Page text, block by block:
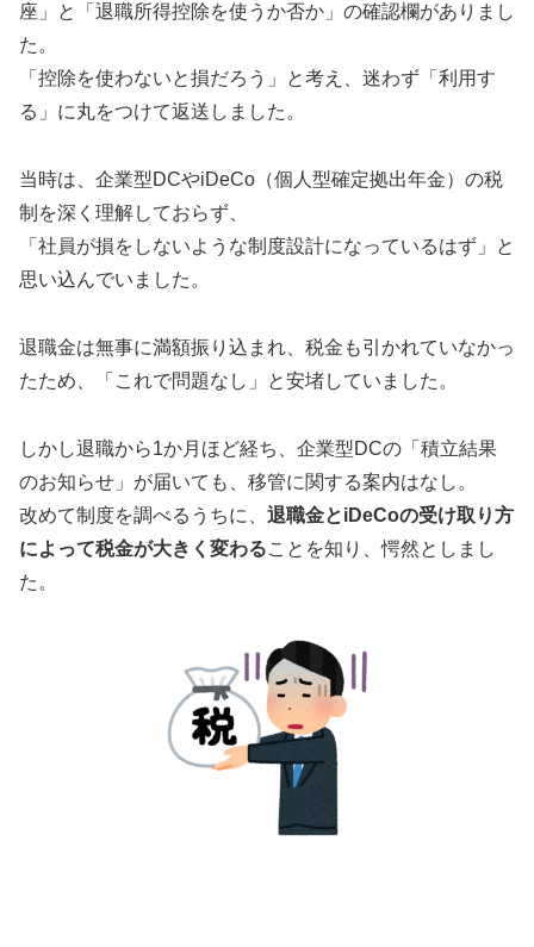
座」と「退職所得控除を使うか否か」の確認欄がありまし
た。
「控除を使わないと損だろう」と考え、迷わず「利用す
る」に丸をつけて返送しました。
当時は、企業型DCやiDeCo（個人型確定拠出年金）の税
制を深く理解しておらず、
「社員が損をしないような制度設計になっているはず」と
思い込んでいました。
退職金は無事に満額振り込まれ、税金も引かれていなかっ
たため、「これで問題なし」と安堵していました。
しかし退職から1か月ほど経ち、企業型DCの「積立結果
のお知らせ」が届いても、移管に関する案内はなし。
改めて制度を調べるうちに、 退職金とiDeCoの受け取り方
によって税金が大きく変わることを知り、愕然としまし
た。